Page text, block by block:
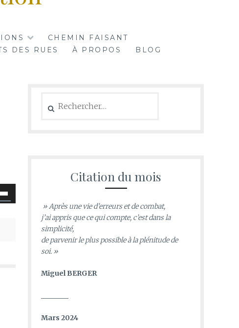
CHEMIN FAISANT
DES RUES À PROPOS BLOG
Citation du mois
» Après une vie d’erreurs et de combat,
j’ai appris que ce qui compte, c’est dans la
simplicité,
de parvenir le plus possible à la plénitude de
soi. »
Miguel BERGER
Mars 2024